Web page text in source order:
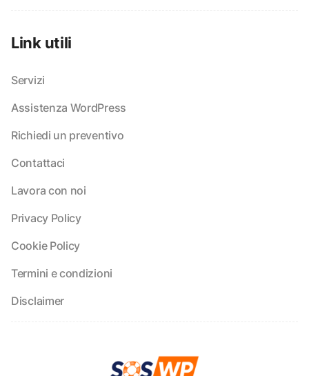
Link utili
Servizi
Assistenza WordPress
Richiedi un preventivo
Contattaci
Lavora con noi
Privacy Policy
Cookie Policy
Termini e condizioni
Disclaimer